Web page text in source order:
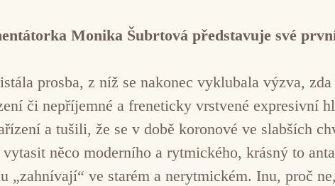
Monika Šubrtová představuje své
prosba, z níž se nakonec vyklubala výzva,
či nepříjemné a freneticky vrstvené expresivní
a tušili, že se v době koronové ve slabších
něco moderního a rytmického, krásný to
ve starém a nerytmickém. Inu, proč